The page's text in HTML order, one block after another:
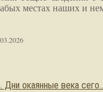
местах наших и
Дни окаянные века